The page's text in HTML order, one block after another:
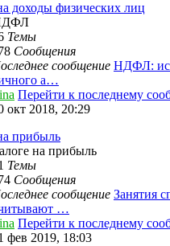
доходы физических лиц
Темы
Сообщения
сообщение НДФЛ:
а…
Перейти к последнему
окт 2018, 20:29
прибыль
на прибыль
Темы
Сообщения
сообщение Занятия
…
Перейти к последнему
фев 2019, 18:03